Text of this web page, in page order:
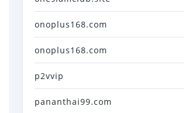
onoplus168.com
onoplus168.com
p2vvip
pananthai99.com